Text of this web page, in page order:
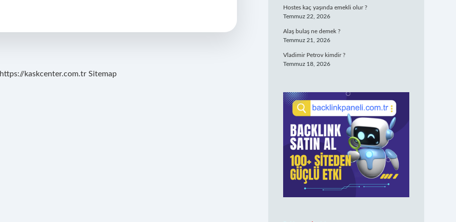
https://kaskcenter.com.tr Sitemap
Hostes kaç yaşında emekli olur ?
Temmuz 22, 2026
Alaş bulaş ne demek ?
Temmuz 21, 2026
Vladimir Petrov kimdir ?
Temmuz 18, 2026